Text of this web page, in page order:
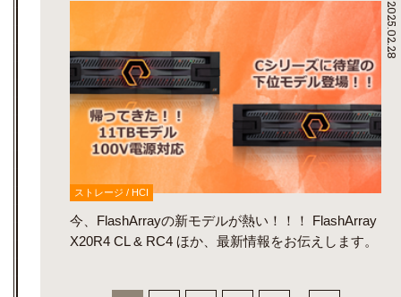
2025.02.28
ストレージ / HCI
今、FlashArrayの新モデルが熱い！！！ FlashArray
X20R4 CL & RC4 ほか、最新情報をお伝えします。